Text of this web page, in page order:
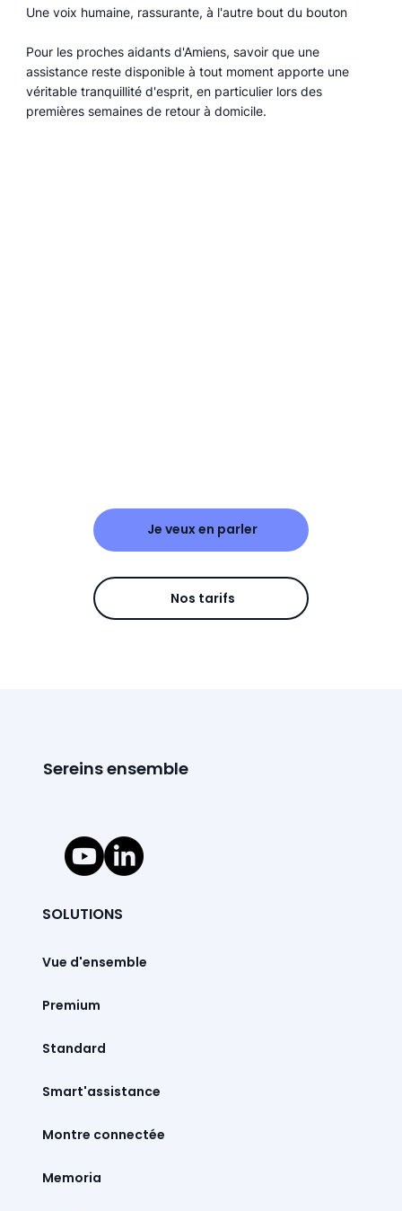
Je veux en parler
Nos tarifs
Une voix humaine, rassurante, à l'autre bout du bouton
Pour les proches aidants d'Amiens, savoir que une
assistance reste disponible à tout moment apporte une
véritable tranquillité d'esprit, en particulier lors des
premières semaines de retour à domicile.
Sereins ensemble
SOLUTIONS
Vue d'ensemble
Premium
Standard
Smart'assistance
Montre connectée
Memoria